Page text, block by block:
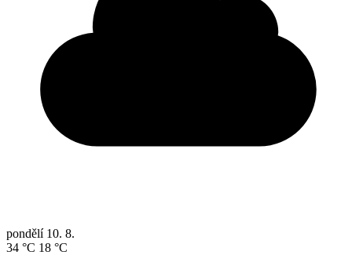
pondělí 10. 8.
34 °C 18 °C